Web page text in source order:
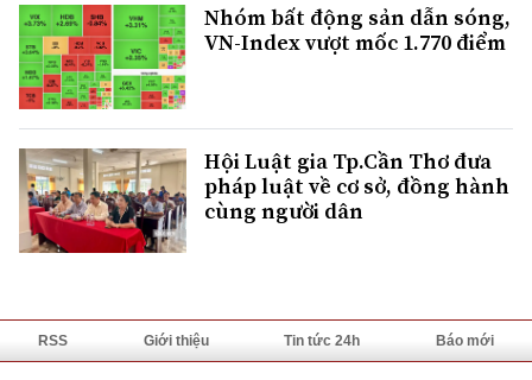
Nhóm bất động sản dẫn sóng,
VN-Index vượt mốc 1.770 điểm
Hội Luật gia Tp.Cần Thơ đưa
pháp luật về cơ sở, đồng hành
cùng người dân
RSS Giới thiệu Tin tức 24h Báo mới